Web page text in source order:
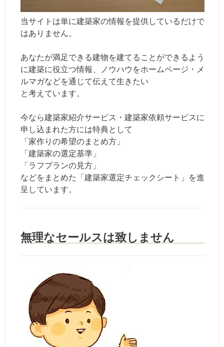
当サイトは単に建築家の情報を提供しているだけで
はありません。
あなたが満足できる建物を建てることができるよう
に建築に役立つ情報、ノウハウをホームページ・メ
ルマガなどを通じて伝えて生きたい
と考えています。
今なら建築家紹介サービス・建築家依頼サービスに
申し込まれた方には特典として
「家作りの希望のまとめ方」
「建築家の選定基準」
「ラフプランの見方」
などをまとめた「建築家選定チェックシート」を進
呈しています。
無理なセールスは致しません